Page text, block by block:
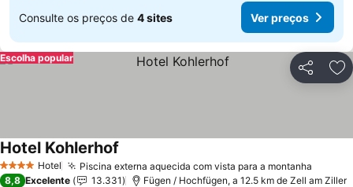
Consulte os preços de 4 sites Ver preços
Partilhar
Escolha popular
4 EstrelasHotel Piscina externa aquecida com vista para a montanha
Hotel Kohlerhof
8,8 Excelente 13.331 Fügen / Hochfügen, a 12.5 km de Zell am Ziller